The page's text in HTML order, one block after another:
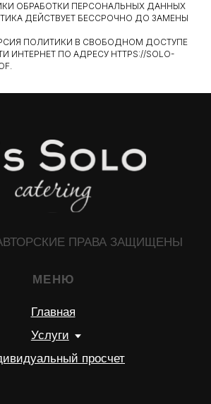
ОБРАБОТКИ ПЕРСОНАЛЬНЫХ ДАННЫХ
ДЕЙСТВУЕТ БЕССРОЧНО ДО ЗАМЕНЫ
ПОЛИТИКИ В СВОБОДНОМ ДОСТУПЕ
ИНТЕРНЕТ ПО АДРЕСУ HTTPS://SOLO-